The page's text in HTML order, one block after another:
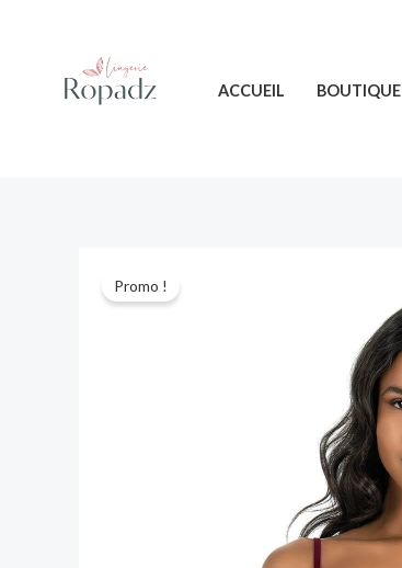
ACCUEIL BOUTIQUE
Promo !